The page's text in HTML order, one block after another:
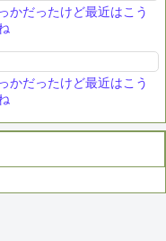
かだったけど最近はこう
かだったけど最近はこう